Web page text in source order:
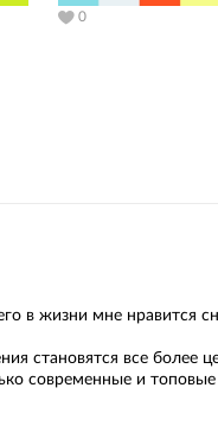
0
в жизни мне
становятся все
современные и